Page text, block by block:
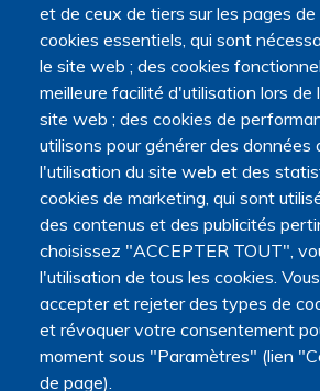
et de ceux de tiers sur les pages
cookies essentiels, qui sont
le site web ; des cookies
meilleure facilité d'utilisation lors de
site web ; des cookies de
utilisons pour générer des données
l'utilisation du site web et des
cookies de marketing, qui sont
des contenus et des publicités
choisissez "ACCEPTER TOUT",
l'utilisation de tous les cookies.
accepter et rejeter des types de
et révoquer votre consentement
moment sous "Paramètres" (lien
de page).